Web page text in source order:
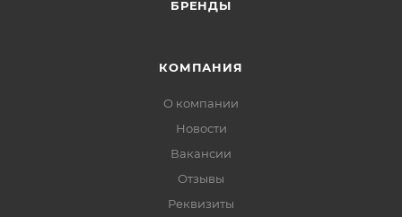
БРЕНДЫ
КОМПАНИЯ
О компании
Новости
Вакансии
Отзывы
Реквизиты